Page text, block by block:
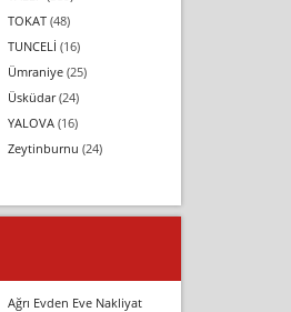
TOKAT(48)
TUNCELİ (16)
Ümraniye(25)
Üsküdar(24)
YALOVA(16)
Zeytinburnu (24)
Ağrı Evden Eve Nakliyat